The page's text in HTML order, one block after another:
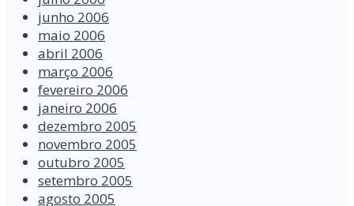
junho 2006
maio 2006
abril 2006
março 2006
fevereiro 2006
janeiro 2006
dezembro 2005
novembro 2005
outubro 2005
setembro 2005
agosto 2005